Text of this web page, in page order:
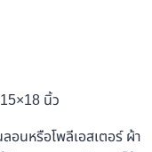
นิ้ว
อนหรือโพลีเอสเตอร์ ผ้า